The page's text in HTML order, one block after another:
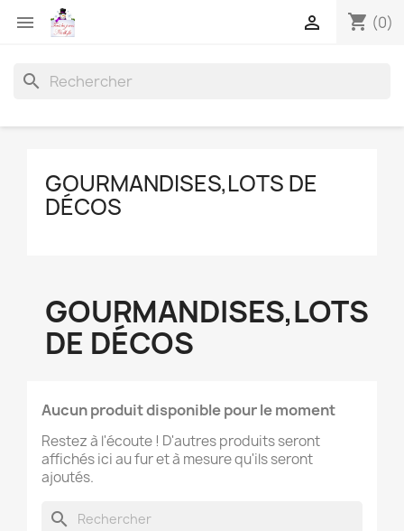
 shopping_cart (0)

search
GOURMANDISES,LOTS DE
DÉCOS
GOURMANDISES,LOTS
DE DÉCOS
Aucun produit disponible pour le moment
Restez à l'écoute ! D'autres produits seront
affichés ici au fur et à mesure qu'ils seront
ajoutés.
search